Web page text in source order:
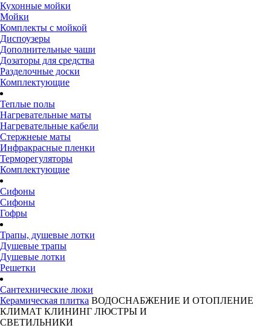
Кухонные мойки
Мойки
Комплекты с мойкой
Диспоузеры
Дополнительные чаши
Дозаторы для средства
Разделочные доски
Комплектующие
Теплые полы
Нагревательные маты
Нагревательные кабели
Стержнеые маты
Инфракрасные пленки
Терморегуляторы
Комплектующие
Сифоны
Сифоны
Гофры
Трапы, душевые лотки
Душевые трапы
Душевые лотки
Решетки
Сантехнические люки
Керамическая плитка ВОДОСНАБЖЕНИЕ И ОТОПЛЕНИЕ
КЛИМАТ КЛИНИНГ ЛЮСТРЫ И
СВЕТИЛЬНИКИ